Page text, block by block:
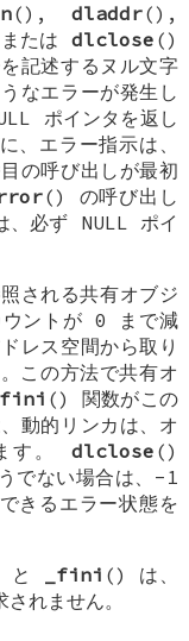
(), dladdr(),
たは dlclose ()
記述するヌル文字
なエラーが発生し
ポインタを返し
エラー指示は、
の呼び出しが最初
() の呼び出し
、必ず NULL ポイ
される共有オブジ
ウントが 0 まで減
レス空間から取り
この方法で共有オ
() 関数がこの
動的リンカは、オ
す。 dlclose ()
でない場合は、-1
きるエラー状態を
と _fini () は、
れません。